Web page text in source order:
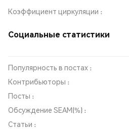
Коэффициент циркуляции
Социальные статистики
Популярность в постах :
Контрибьюторы :
Посты :
Обсуждение SEAM(%) :
Статьи :